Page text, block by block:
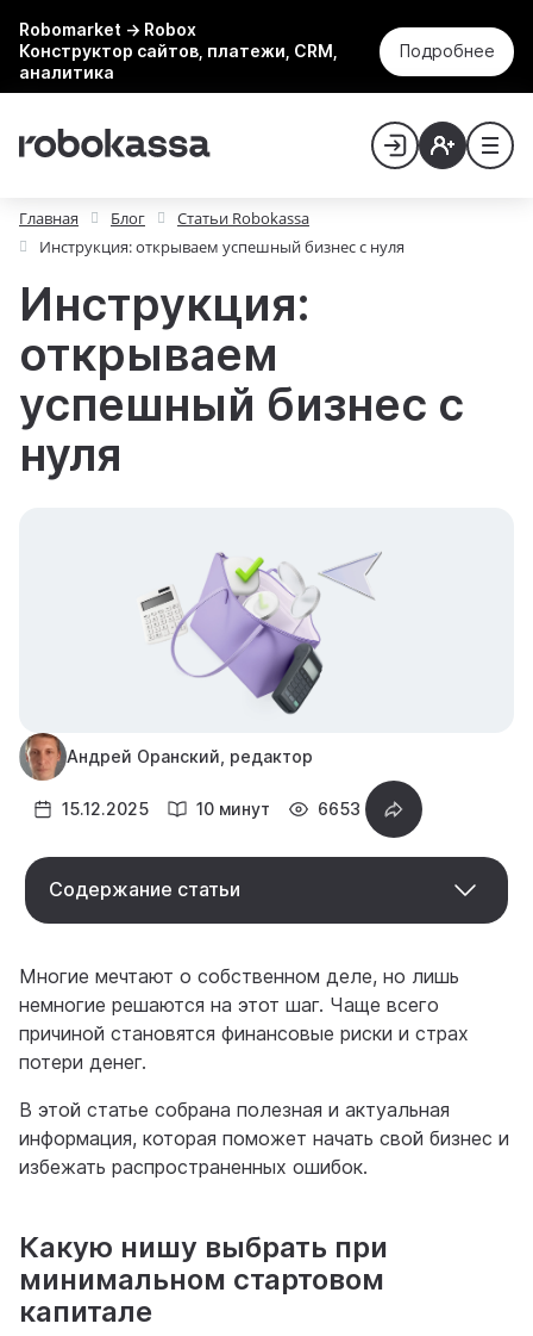
Robomarket → Robox
Конструктор сайтов, платежи, CRM,
аналитика
Подробнее
Главная Блог
Статьи Robokassa
Инструкция: открываем успешный бизнес с нуля
Инструкция:
открываем
успешный бизнес с
нуля
Андрей Оранский, редактор
15.12.2025 10 минут 6653
Содержание статьи
Многие мечтают о собственном деле, но лишь
немногие решаются на этот шаг. Чаще всего
причиной становятся финансовые риски и страх
потери денег.
В этой статье собрана полезная и актуальная
информация, которая поможет начать свой бизнес и
избежать распространенных ошибок.
Какую нишу выбрать при
минимальном стартовом
капитале